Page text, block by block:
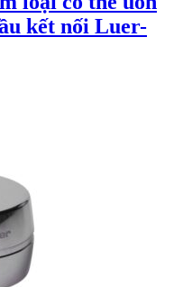
kết nối Luer-